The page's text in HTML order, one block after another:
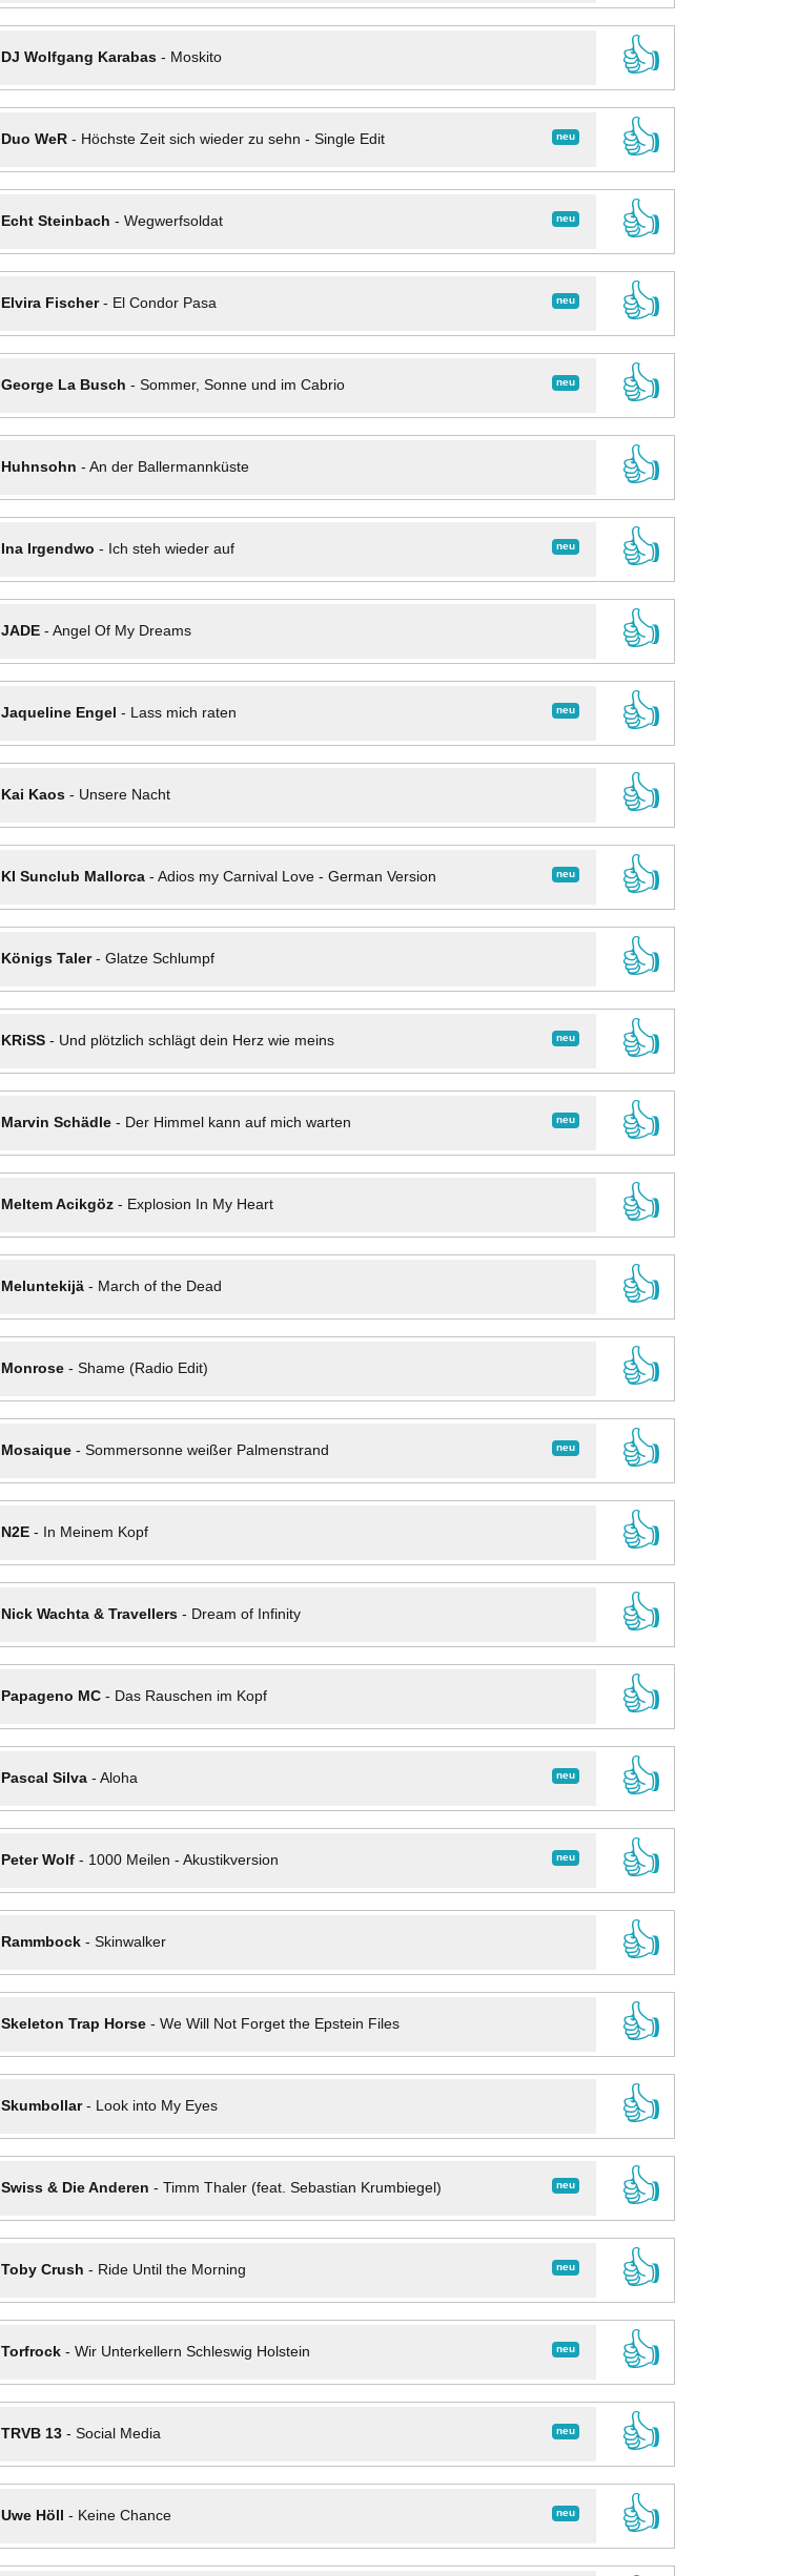
DJ Wolfgang Karabas- Moskito
👍
neu
Duo WeR- Höchste Zeit sich wieder zu sehn - Single Edit
👍
neu
Echt Steinbach - Wegwerfsoldat
👍
neu
Elvira Fischer- El Condor Pasa
👍
neu
George La Busch - Sommer, Sonne und im Cabrio
👍
Huhnsohn - An der Ballermannküste
👍
neu
Ina Irgendwo - Ich steh wieder auf
👍
JADE- Angel Of My Dreams
👍
neu
Jaqueline Engel - Lass mich raten
👍
Kai Kaos- Unsere Nacht
👍
neu
KI Sunclub Mallorca- Adios my Carnival Love - German Version
👍
Königs Taler- Glatze Schlumpf
👍
neu
KRiSS- Und plötzlich schlägt dein Herz wie meins
👍
neu
Marvin Schädle- Der Himmel kann auf mich warten
👍
Meltem Acikgöz- Explosion In My Heart
👍
Meluntekijä- March of the Dead
👍
Monrose- Shame (Radio Edit)
👍
neu
Mosaique- Sommersonne weißer Palmenstrand
👍
N2E- In Meinem Kopf
👍
Nick Wachta & Travellers- Dream of Infinity
👍
Papageno MC- Das Rauschen im Kopf
👍
neu
Pascal Silva- Aloha
👍
neu
Peter Wolf- 1000 Meilen - Akustikversion
👍
Rammbock- Skinwalker
👍
Skeleton Trap Horse- We Will Not Forget the Epstein Files
👍
Skumbollar- Look into My Eyes
👍
neu
Swiss & Die Anderen - Timm Thaler (feat. Sebastian Krumbiegel)
👍
neu
Toby Crush - Ride Until the Morning
👍
neu
Torfrock- Wir Unterkellern Schleswig Holstein
👍
neu
TRVB 13- Social Media
👍
neu
Uwe Höll - Keine Chance
👍